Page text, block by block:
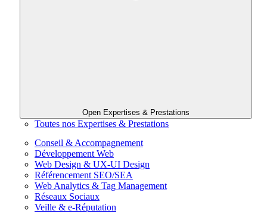
Open Expertises & Prestations
Toutes nos Expertises & Prestations
Conseil & Accompagnement
Développement Web
Web Design & UX-UI Design
Référencement SEO/SEA
Web Analytics & Tag Management
Réseaux Sociaux
Veille & e-Réputation